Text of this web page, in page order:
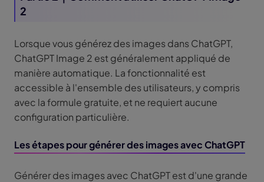
2
Lorsque vous générez des images dans ChatGPT,
ChatGPT Image 2 est généralement appliqué de
manière automatique. La fonctionnalité est
accessible à l'ensemble des utilisateurs, y compris
avec la formule gratuite, et ne requiert aucune
configuration particulière.
Les étapes pour générer des images avec ChatGPT
Générer des images avec ChatGPT est d'une grande